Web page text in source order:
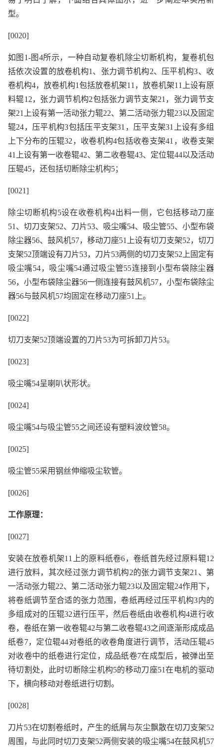
型。
[0020]
如图1-图4所示，一种自动复卷机除尘切断机构，复卷机包
括依次设置的放卷机构1、张力调节机构2、压平机构3、收
卷机构4，放卷机构1包括放卷机架11，放卷机架11上设有原
料辊12，张力调节机构2包括张力调节支架21，张力调节支
架21上设有第一活动张力辊22、第二活动张力辊23以及固定
辊24，压平机构3包括压平支架31，压平支架31上设有多组
上下分布的压辊32，收卷机构4包括收卷支架41，收卷支架
41上设有第一收卷辊42、第二收卷辊43、定位辊44以及活动
压辊45，还包括切断除尘机构5；
[0021]
除尘切断机构5设在收卷机构4出料一侧，它包括移动刀座
51、切刀支架52、刀片53、吸尘嘴54、吸尘管55、小型布袋
除尘器56、鼓风机57，移动刀座51上设有切刀支架52，切刀
支架52顶端设有刀片53，刀片53两侧的切刀支架52上固定有
吸尘嘴54，吸尘嘴54通过吸尘管55连接到小型布袋除尘器
56，小型布袋除尘器56一侧连接有鼓风机57，小型布袋除尘
器56与鼓风机57均固定在移动刀座51上。
[0022]
切刀支架52顶端设置的刀片53为可拆卸刀片53。
[0023]
吸尘嘴54呈喇叭状形状。
[0024]
吸尘嘴54与吸尘管55之间还设有塑料波纹管58。
[0025]
吸尘管55采用钢丝伸缩吸尘软管。
[0026]
工作原理：
[0027]
安装在放卷机架11上的原料纸卷6，卷纸首先经过原料辊12
进行放料，其次经过张力调节机构2的张力调节支架21、第
一活动张力辊22、第二活动张力辊23以及固定辊24作用下，
将卷纸调节至合适的张力范围，卷纸再经过压平机构3内的
多组成对的压辊32进行压平，然后卷纸由收卷机构4进行收
卷，卷纸在第一收卷辊42与第二收卷辊43之间逐渐形成成品
纸卷7，定位辊44对卷纸的收卷角度进行调节，活动压辊45
对收卷中的纸卷进行定位，成品纸卷7在成型后，被弹出至
待切割处，此时切断除尘机构5的移动刀座51在电机的驱动
下，横向移动对卷纸进行切割。
[0028]
刀片53在切割卷纸时，产生的纸屑与灰尘飘散在切刀支架52
周围，与此同时切刀支架52两侧安装的吸尘嘴54在鼓风机57